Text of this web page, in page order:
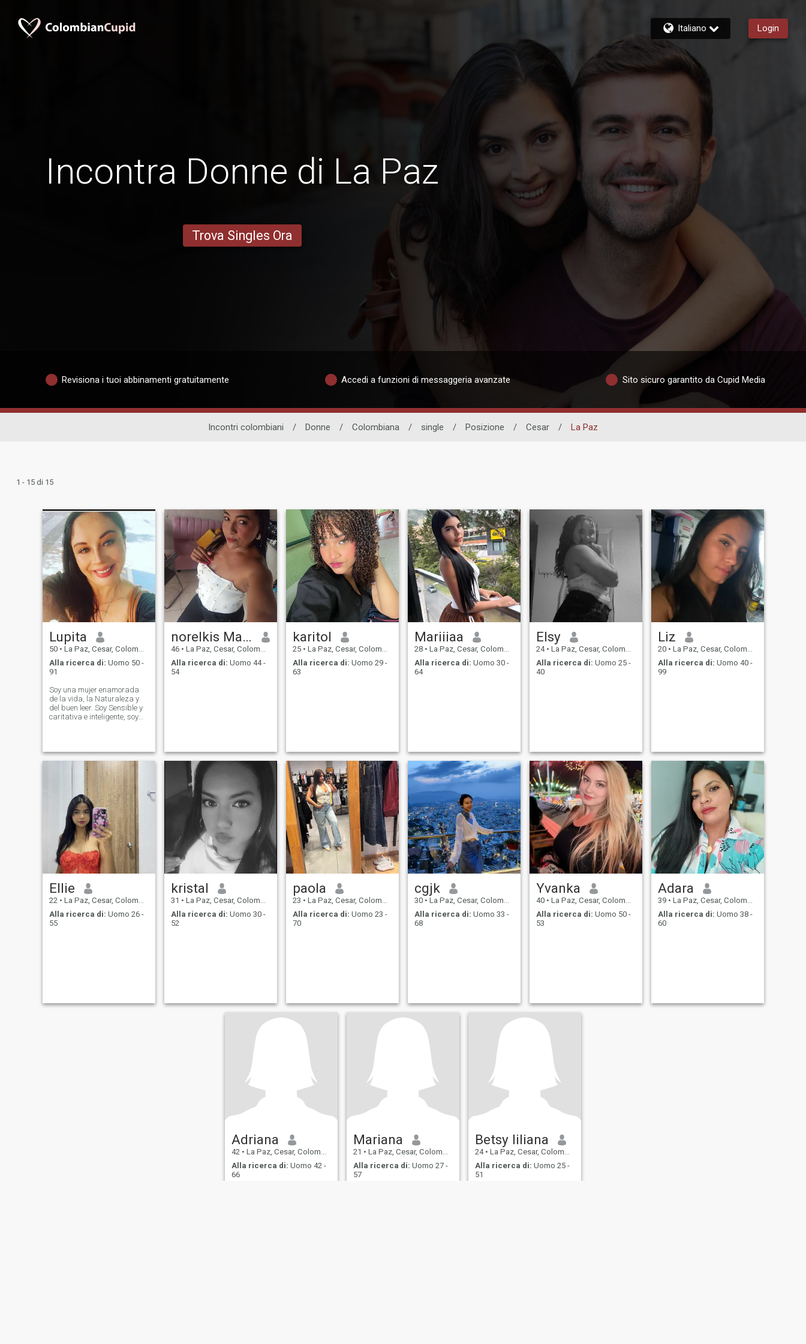
Italiano Login
Incontra Donne di La Paz
Trova Singles Ora
Revisiona i tuoi abbinamenti gratuitamente Accedi a funzioni di messaggeria avanzate Sito sicuro garantito da Cupid Media
Incontri colombiani / Donne / Colombiana / single / Posizione / Cesar / La Paz
1 - 15 di 15
Lupita
50 • La Paz, Cesar, Colombia
Alla ricerca di: Uomo 50 -
91
Soy una mujer enamorada
de la vida, la Naturaleza y
del buen leer. Soy Sensible y
caritativa e inteligente, soy
con principios morales, éticos
tanto emocionales como
profesionales,
norelkis Martinez
46 • La Paz, Cesar, Colombia
Alla ricerca di: Uomo 44 -
54
karitol
25 • La Paz, Cesar, Colombia
Alla ricerca di: Uomo 29 -
63
Mariiiaa
28 • La Paz, Cesar, Colombia
Alla ricerca di: Uomo 30 -
64
Elsy
24 • La Paz, Cesar, Colombia
Alla ricerca di: Uomo 25 -
40
Liz
20 • La Paz, Cesar, Colombia
Alla ricerca di: Uomo 40 -
99
Ellie
22 • La Paz, Cesar, Colombia
Alla ricerca di: Uomo 26 -
55
kristal
31 • La Paz, Cesar, Colombia
Alla ricerca di: Uomo 30 -
52
paola
23 • La Paz, Cesar, Colombia
Alla ricerca di: Uomo 23 -
70
cgjk
30 • La Paz, Cesar, Colombia
Alla ricerca di: Uomo 33 -
68
Yvanka
40 • La Paz, Cesar, Colombia
Alla ricerca di: Uomo 50 -
53
Adara
39 • La Paz, Cesar, Colombia
Alla ricerca di: Uomo 38 -
60
Adriana
42 • La Paz, Cesar, Colombia
Alla ricerca di: Uomo 42 -
66
Mariana
21 • La Paz, Cesar, Colombia
Alla ricerca di: Uomo 27 -
57
Betsy liliana
24 • La Paz, Cesar, Colombia
Alla ricerca di: Uomo 25 -
51